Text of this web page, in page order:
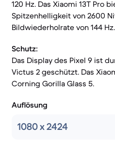
120 Hz. Das Xiaomi 13T Pro
Spitzenhelligkeit von 2600
Bildwiederholrate von 144 Hz.
Schutz:
Das Display des Pixel 9 ist
Victus 2 geschützt. Das
Corning Gorilla Glass 5.
Auflösung
1080 x 2424